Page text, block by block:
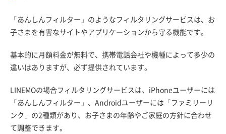
「あんしんフィルター」のようなフィルタリングサービスは、お
子さまを有害なサイトやアプリケーションから守る機能です。
基本的に月額料金が無料で、携帯電話会社や機種によって多少の
違いはありますが、必ず提供されています。
LINEMOの場合フィルタリングサービスは、iPhoneユーザーには
「あんしんフィルター」、Androidユーザーには「ファミリーリ
ンク」の2種類があり、お子さまの年齢やご家庭の方針に合わせ
て調整できます。